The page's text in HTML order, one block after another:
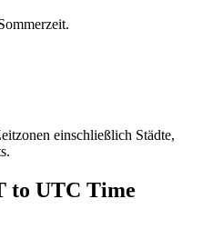
einschließlich Städte,
to UTC Time